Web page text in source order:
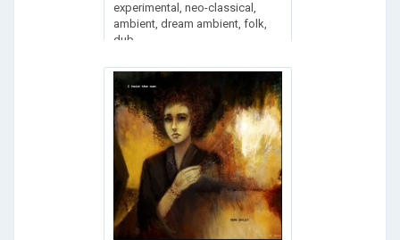
experimental, neo-classical,
ambient, dream ambient, folk,
dub